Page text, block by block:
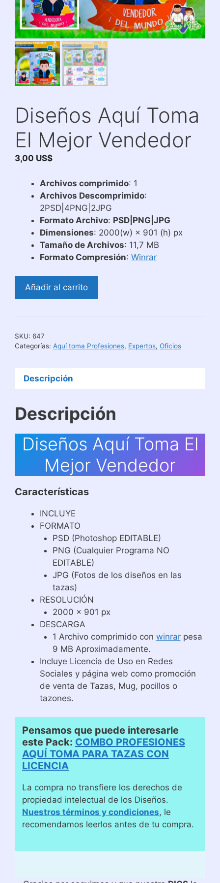
Diseños Aquí Toma
El Mejor Vendedor
3,00 US$
Archivos comprimido: 1
Archivos Descomprimido:
2PSD|4PNG|2JPG
Formato Archivo: PSD|PNG|JPG
Dimensiones: 2000(w) × 901 (h) px
Tamaño de Archivos: 11,7 MB
Formato Compresión: Winrar
Diseños
El
Vendedor
Añadir al carrito
SKU: 647
Categorías: Aquí toma Profesiones, Expertos, Oficios
Descripción
Descripción
Diseños Aquí Toma El
Mejor Vendedor
Características
INCLUYE
FORMATO
PSD (Photoshop EDITABLE)
PNG (Cualquier Programa NO
EDITABLE)
JPG (Fotos de los diseños en las
tazas)
RESOLUCIÓN
2000 x 901 px
DESCARGA
1 Archivo comprimido con winrarpesa
9 MB Aproximadamente.
Incluye Licencia de Uso en Redes
Sociales y página web como promoción
de venta de Tazas, Mug, pocillos o
tazones.
Pensamos que puede interesarle
este Pack: COMBO PROFESIONES
AQUÍ TOMA PARA TAZAS CON
LICENCIA
La compra no transfiere los derechos de
propiedad intelectual de los Diseños.
Nuestros términos y condiciones, le
recomendamos leerlos antes de tu compra.